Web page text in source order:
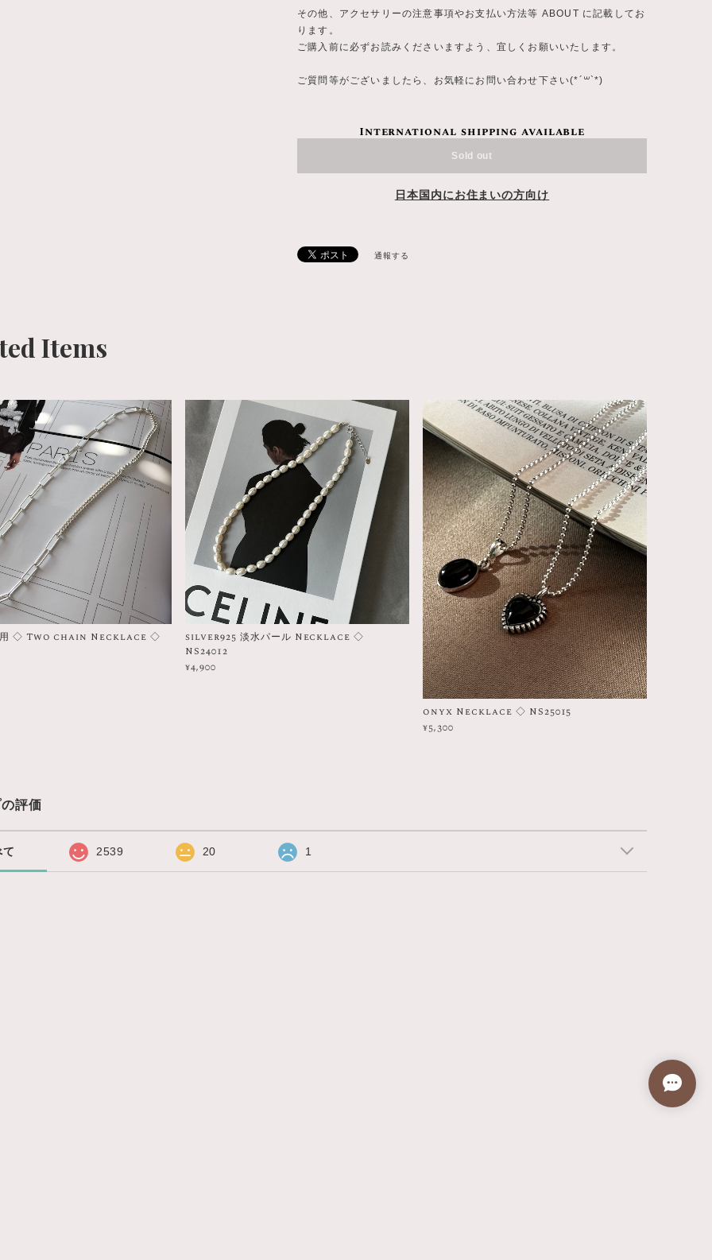
その他、アクセサリーの注意事項やお支払い方法等 ABOUT に記載してお
ります。
ご購入前に必ずお読みくださいますよう、宜しくお願いいたします。
ご質問等がございましたら、お気軽にお問い合わせ下さい(*´꒳`*)
International shipping available
Sold out
日本国内にお住まいの方向け
通報する
Items
用 ◇ Two chain Necklace ◇
silver925 淡水パール Necklace ◇
NS24012
¥4,900
onyx Necklace ◇ NS25015
¥5,300
評価
て 2539 20 1